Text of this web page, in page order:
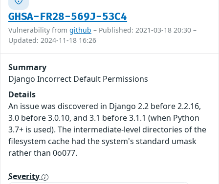
GHSA-FR28-569J-53C4
Vulnerability from github – Published: 2021-03-18 20:30 –
Updated: 2024-11-18 16:26
Summary
Django Incorrect Default Permissions
Details
An issue was discovered in Django 2.2 before 2.2.16,
3.0 before 3.0.10, and 3.1 before 3.1.1 (when Python
3.7+ is used). The intermediate-level directories of the
filesystem cache had the system's standard umask
rather than 0o077.
Severity